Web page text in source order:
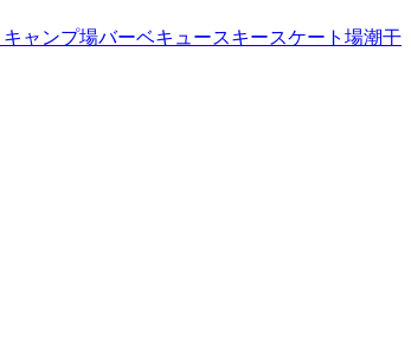
キャンプ場バーベキュースキースケート場潮干